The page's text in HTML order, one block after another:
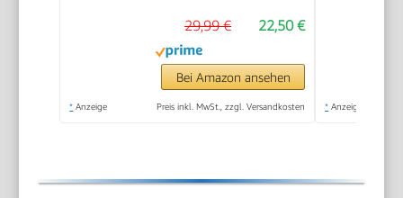
22,50 €
29,99 €
Bei Amazon ansehen
* Anzeige Preis inkl. MwSt., zzgl. Versandkosten * Anzeige